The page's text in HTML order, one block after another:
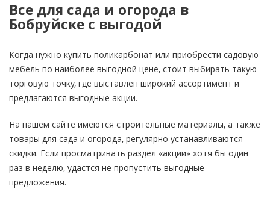
Все для сада и огорода в
Бобруйске с выгодой
Когда нужно купить поликарбонат или приобрести садовую
мебель по наиболее выгодной цене, стоит выбирать такую
торговую точку, где выставлен широкий ассортимент и
предлагаются выгодные акции.
На нашем сайте имеются строительные материалы, а также
товары для сада и огорода, регулярно устанавливаются
скидки. Если просматривать раздел «акции» хотя бы один
раз в неделю, удастся не пропустить выгодные
предложения.